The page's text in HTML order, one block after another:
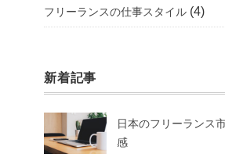
フリーランスの仕事スタイル (4)
新着記事
日本のフリーランス
感